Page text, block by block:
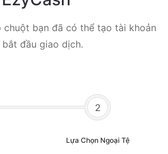
chuột bạn đã có thể tạo tài khoản
bắt đầu giao dịch.
2
Lựa Chọn Ngoại Tệ